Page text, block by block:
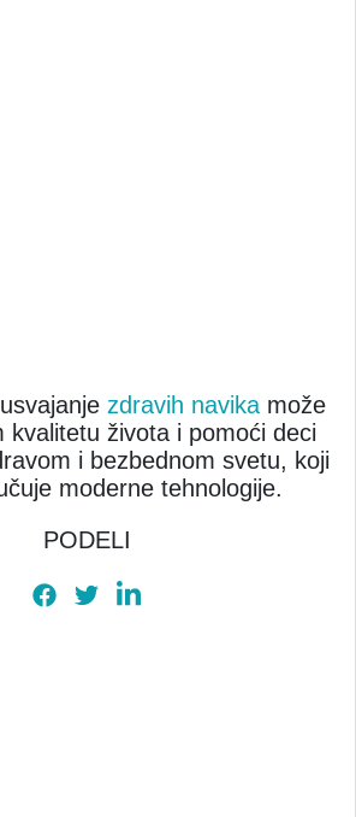
zdravih navika može
kvalitetu života i pomoći deci
i bezbednom svetu, koji
moderne tehnologije.
PODELI